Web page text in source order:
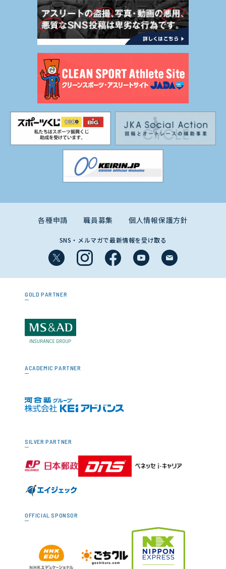
各種申請 職員募集 個人情報保護方針
SNS・メルマガで最新情報を受け取る
GOLD PARTNER
ACADEMIC PARTNER
SILVER PARTNER
OFFICIAL SPONSOR